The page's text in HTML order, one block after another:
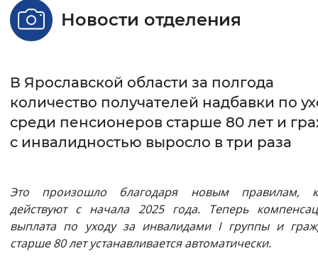
Стандартный Увеличенный
С засечками
Интервал между буквами
Цвет сайта
Монохромный Инверсивный
Новости отделения
В Ярославской области за полгода
количество получателей надбавки по
среди пенсионеров старше 80 лет и
с инвалидностью выросло в три раза
Это произошло благодаря новым правилам,
действуют с начала 2025 года. Теперь
выплата по уходу за инвалидами I группы и
старше 80 лет устанавливается автоматически.